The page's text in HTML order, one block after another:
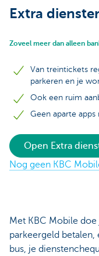
Extra
Zoveel meer dan alleen
Van treintickets
parkeren en je
Ook een ruim
Geen aparte apps
Open Extra
Nog geen KBC
Met KBC Mobile
parkeergeld
bus, je